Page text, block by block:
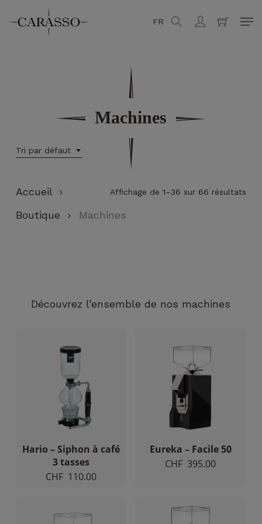
FR searchaccount
Panier Fermer
Machines
Tri par défaut
Affichage de 1–36 sur 66 résultats
Accueil
Boutique
Machines
Découvrez l’ensemble de nos machines
Hario – Siphon à café
3 tasses
CHF 110.00
Eureka – Facile 50
CHF 395.00
Nécessaire
Ces cookies ne
sont pas
facultatifs. Ils
sont
nécessaires au
du site Web.
nous